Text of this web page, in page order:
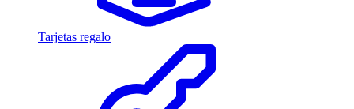
Tarjetas regalo